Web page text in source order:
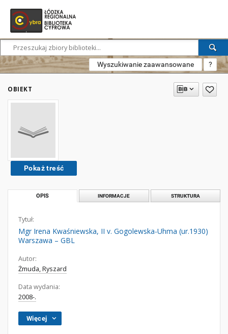
Wyszukiwanie zaawansowane ?
OBIEKT
Pokaż treść
OPIS INFORMACJE STRUKTURA
Tytuł:
Mgr Irena Kwaśniewska, II v. Gogolewska-Uhma (ur.1930)
Warszawa – GBL
Autor:
Żmuda, Ryszard
Data wydania:
2008-.
Więcej